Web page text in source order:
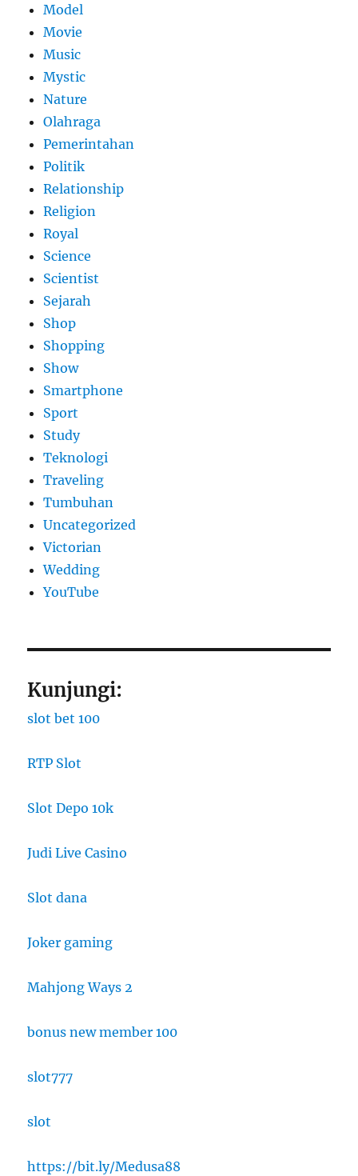
Model
Movie
Music
Mystic
Nature
Olahraga
Pemerintahan
Politik
Relationship
Religion
Royal
Science
Scientist
Sejarah
Shop
Shopping
Show
Smartphone
Sport
Study
Teknologi
Traveling
Tumbuhan
Uncategorized
Victorian
Wedding
YouTube
Kunjungi:
slot bet 100
RTP Slot
Slot Depo 10k
Judi Live Casino
Slot dana
Joker gaming
Mahjong Ways 2
bonus new member 100
slot777
slot
https://bit.ly/Medusa88